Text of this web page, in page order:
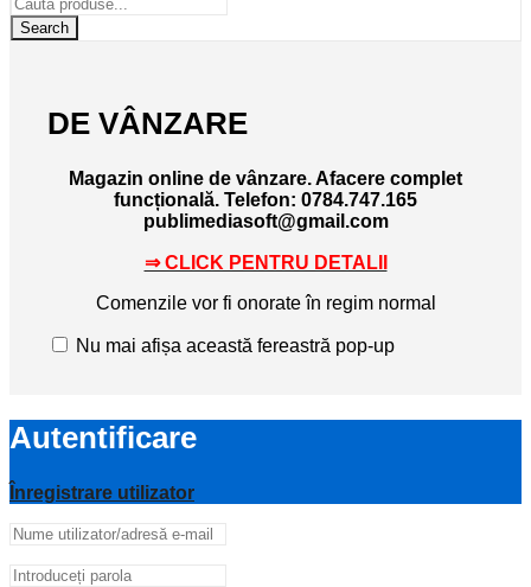
Search
DE VÂNZARE
Magazin online de vânzare. Afacere complet
funcțională. Telefon: 0784.747.165
publimediasoft@gmail.com
⇒ CLICK PENTRU DETALII
Comenzile vor fi onorate în regim normal
Nu mai afișa această fereastră pop-up
Autentificare
Înregistrare utilizator